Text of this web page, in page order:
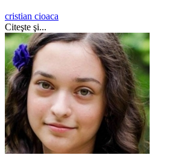
cristian cioaca
Citeşte şi...